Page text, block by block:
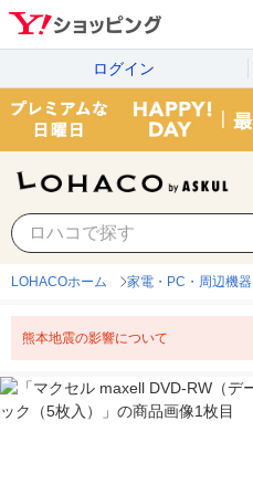
ログイン
LOHACOホーム 家電・PC・周辺機器
熊本地震の影響について